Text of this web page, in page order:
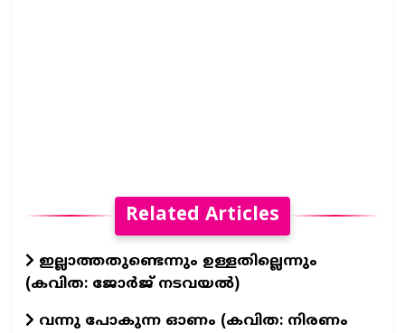
Related Articles
ഇല്ലാത്തതുണ്ടെന്നും ഉള്ളതില്ലെന്നും
(കവിത: ജോർജ് നടവയൽ)
വന്നു പോകുന്ന ഓണം (കവിത: നിരണം